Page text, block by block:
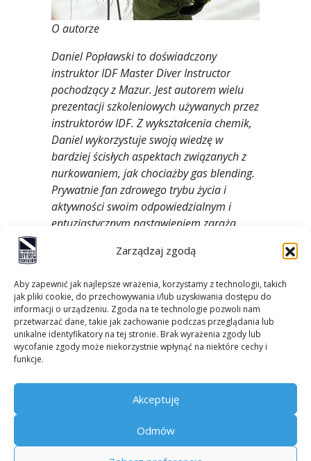
Zarządzaj zgodą
Aby zapewnić jak najlepsze wrażenia, korzystamy z technologii, takich
jak pliki cookie, do przechowywania i/lub uzyskiwania dostępu do
informacji o urządzeniu. Zgoda na te technologie pozwoli nam
przetwarzać dane, takie jak zachowanie podczas przeglądania lub
unikalne identyfikatory na tej stronie. Brak wyrażenia zgody lub
wycofanie zgody może niekorzystnie wpłynąć na niektóre cechy i
funkcje.
Akceptuję
Odmów
O autorze
Daniel Popławski to doświadczony
instruktor IDF Master Diver Instructor
pochodzący z Mazur. Jest autorem wielu
prezentacji szkoleniowych używanych przez
instruktorów IDF. Z wykształcenia chemik,
Daniel wykorzystuje swoją wiedzę w
bardziej ścisłych aspektach związanych z
nurkowaniem, jak chociażby gas blending.
Prywatnie fan zdrowego trybu życia i
aktywności swoim odpowiedzialnym i
entuzjastycznym nastawieniem zaraża
Kontakt